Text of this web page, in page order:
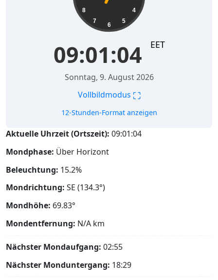
4
5
6
7
8
09:01:05 EET
Sonntag, 9. August 2026
Vollbildmodus ⛶
12-Stunden-Format anzeigen
Aktuelle Uhrzeit (Ortszeit): 09:01:05
Mondphase: Über Horizont
Beleuchtung: 15.2%
Mondrichtung: SE (134.3°)
Mondhöhe: 69.83°
Mondentfernung: N/A km
Nächster Mondaufgang: 02:55
Nächster Monduntergang: 18:29